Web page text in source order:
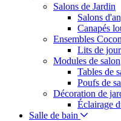
Salons de Jardin
Salons
Canapés
Ensembles Cocon
Lits de jour
Modules de salon
Tables de
Poufs de
Décoration de
Éclairage
Salle de bain